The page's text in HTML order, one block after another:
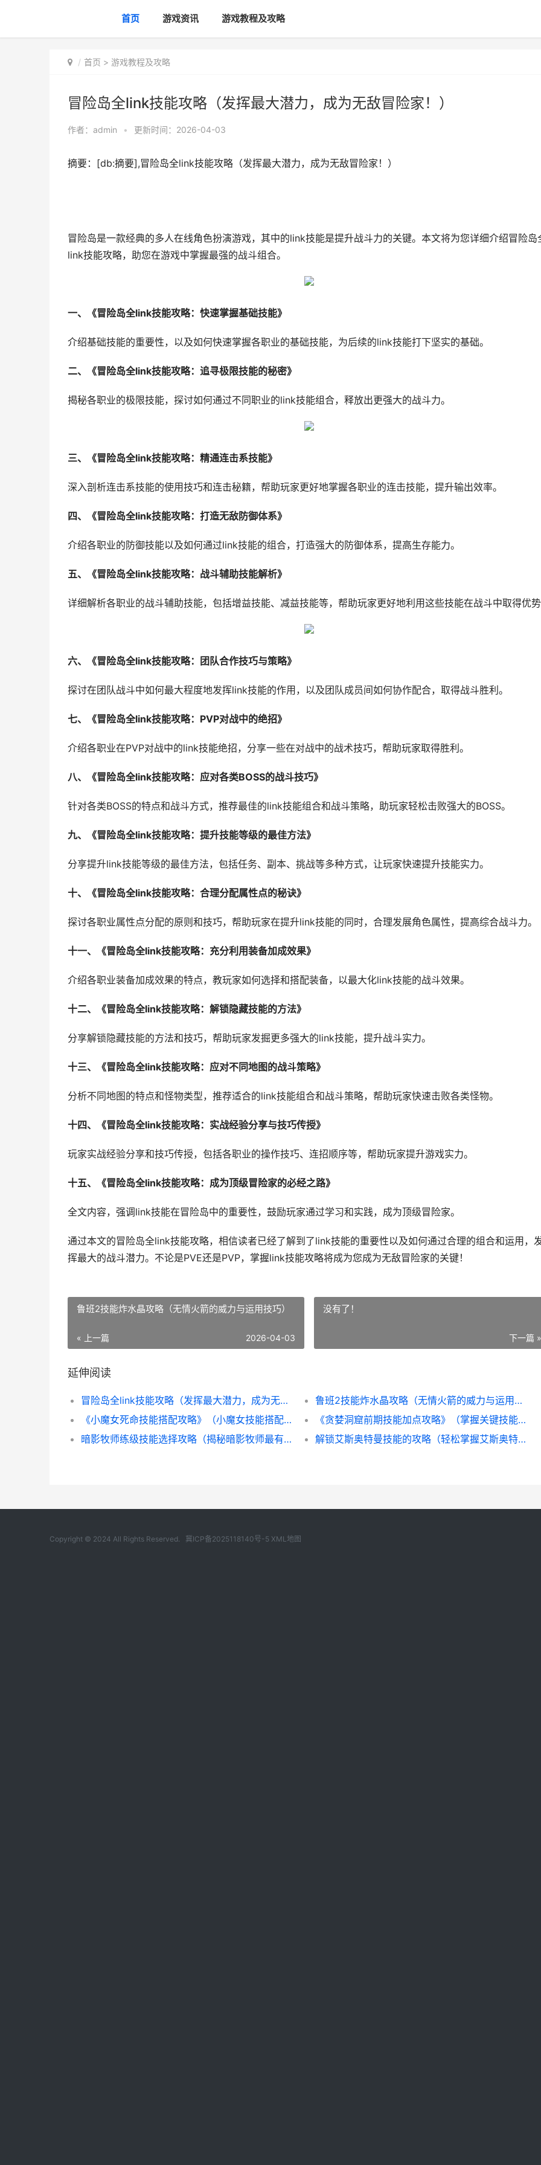
首页 游戏资讯 游戏教程及攻略
首页 > 游戏教程及攻略
冒险岛全link技能攻略（发挥最大潜力，成为无敌冒险家！）
作者： admin • 更新时间：2026-04-03
摘要：[db:摘要],冒险岛全link技能攻略（发挥最大潜力，成为无敌冒险家！）
冒险岛是一款经典的多人在线角色扮演游戏，其中的link技能是提升战斗力的关键。本文将为您详细介绍冒险岛
link技能攻略，助您在游戏中掌握最强的战斗组合。
一、《冒险岛全link技能攻略：快速掌握基础技能》
介绍基础技能的重要性，以及如何快速掌握各职业的基础技能，为后续的link技能打下坚实的基础。
二、《冒险岛全link技能攻略：追寻极限技能的秘密》
揭秘各职业的极限技能，探讨如何通过不同职业的link技能组合，释放出更强大的战斗力。
三、《冒险岛全link技能攻略：精通连击系技能》
深入剖析连击系技能的使用技巧和连击秘籍，帮助玩家更好地掌握各职业的连击技能，提升输出效率。
四、《冒险岛全link技能攻略：打造无敌防御体系》
介绍各职业的防御技能以及如何通过link技能的组合，打造强大的防御体系，提高生存能力。
五、《冒险岛全link技能攻略：战斗辅助技能解析》
详细解析各职业的战斗辅助技能，包括增益技能、减益技能等，帮助玩家更好地利用这些技能在战斗中取得优
六、《冒险岛全link技能攻略：团队合作技巧与策略》
探讨在团队战斗中如何最大程度地发挥link技能的作用，以及团队成员间如何协作配合，取得战斗胜利。
七、《冒险岛全link技能攻略：PVP对战中的绝招》
介绍各职业在PVP对战中的link技能绝招，分享一些在对战中的战术技巧，帮助玩家取得胜利。
八、《冒险岛全link技能攻略：应对各类BOSS的战斗技巧》
针对各类BOSS的特点和战斗方式，推荐最佳的link技能组合和战斗策略，助玩家轻松击败强大的BOSS。
九、《冒险岛全link技能攻略：提升技能等级的最佳方法》
分享提升link技能等级的最佳方法，包括任务、副本、挑战等多种方式，让玩家快速提升技能实力。
十、《冒险岛全link技能攻略：合理分配属性点的秘诀》
探讨各职业属性点分配的原则和技巧，帮助玩家在提升link技能的同时，合理发展角色属性，提高综合战斗力。
十一、《冒险岛全link技能攻略：充分利用装备加成效果》
介绍各职业装备加成效果的特点，教玩家如何选择和搭配装备，以最大化link技能的战斗效果。
十二、《冒险岛全link技能攻略：解锁隐藏技能的方法》
分享解锁隐藏技能的方法和技巧，帮助玩家发掘更多强大的link技能，提升战斗实力。
十三、《冒险岛全link技能攻略：应对不同地图的战斗策略》
分析不同地图的特点和怪物类型，推荐适合的link技能组合和战斗策略，帮助玩家快速击败各类怪物。
十四、《冒险岛全link技能攻略：实战经验分享与技巧传授》
玩家实战经验分享和技巧传授，包括各职业的操作技巧、连招顺序等，帮助玩家提升游戏实力。
十五、《冒险岛全link技能攻略：成为顶级冒险家的必经之路》
全文内容，强调link技能在冒险岛中的重要性，鼓励玩家通过学习和实践，成为顶级冒险家。
通过本文的冒险岛全link技能攻略，相信读者已经了解到了link技能的重要性以及如何通过合理的组合和运用，
挥最大的战斗潜力。不论是PVE还是PVP，掌握link技能攻略将成为您成为无敌冒险家的关键！
鲁班2技能炸水晶攻略（无情火箭的威力与运用技巧）
« 上一篇 2026-04-03
没有了！
下一篇 »
延伸阅读
冒险岛全link技能攻略（发挥最大潜力，成为无敌冒险家！）
鲁班2技能炸水晶攻略（无情火箭的威力与运用技巧）
《小魔女死命技能搭配攻略》（小魔女技能搭配攻略，让你成为致胜利器！）
《贪婪洞窟前期技能加点攻略》（掌握关键技能，轻松闯关无压力）
暗影牧师练级技能选择攻略（揭秘暗影牧师最有效的练级技能，让你轻松升级！）
解锁艾斯奥特曼技能的攻略（轻松掌握艾斯奥特曼技能的秘诀）
Copyright © 2024 All Rights Reserved. 冀ICP备2025118140号-5 XML地图